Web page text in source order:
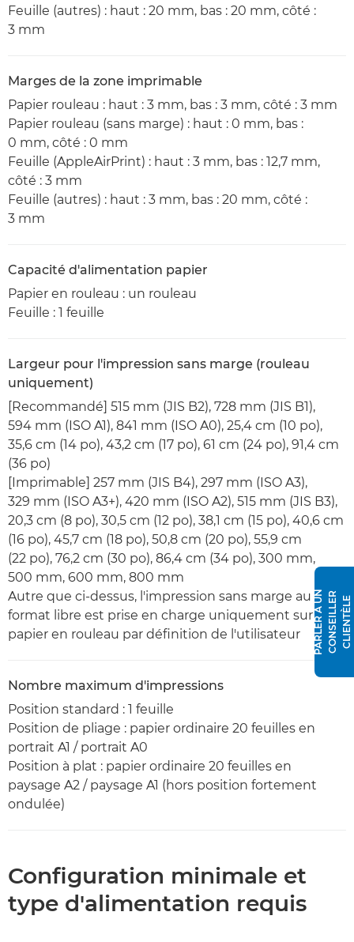
Feuille (autres) : haut : 20 mm, bas : 20 mm, côté :
3 mm
Marges de la zone imprimable
Papier rouleau : haut : 3 mm, bas : 3 mm, côté : 3 mm
Papier rouleau (sans marge) : haut : 0 mm, bas :
0 mm, côté : 0 mm
Feuille (AppleAirPrint) : haut : 3 mm, bas : 12,7 mm,
côté : 3 mm
Feuille (autres) : haut : 3 mm, bas : 20 mm, côté :
3 mm
Capacité d'alimentation papier
Papier en rouleau : un rouleau
Feuille : 1 feuille
Largeur pour l'impression sans marge (rouleau
uniquement)
[Recommandé] 515 mm (JIS B2), 728 mm (JIS B1),
594 mm (ISO A1), 841 mm (ISO A0), 25,4 cm (10 po),
35,6 cm (14 po), 43,2 cm (17 po), 61 cm (24 po), 91,4 cm
(36 po)
[Imprimable] 257 mm (JIS B4), 297 mm (ISO A3),
329 mm (ISO A3+), 420 mm (ISO A2), 515 mm (JIS B3),
20,3 cm (8 po), 30,5 cm (12 po), 38,1 cm (15 po), 40,6 cm
(16 po), 45,7 cm (18 po), 50,8 cm (20 po), 55,9 cm
(22 po), 76,2 cm (30 po), 86,4 cm (34 po), 300 mm,
500 mm, 600 mm, 800 mm
Autre que ci-dessus, l'impression sans marge au
format libre est prise en charge uniquement sur le
papier en rouleau par définition de l'utilisateur
Nombre maximum d'impressions
Position standard : 1 feuille
Position de pliage : papier ordinaire 20 feuilles en
portrait A1 / portrait A0
Position à plat : papier ordinaire 20 feuilles en
paysage A2 / paysage A1 (hors position fortement
ondulée)
Configuration minimale et
type d'alimentation requis
P
A
R
L
E
R
À U
N
C
O
N
S
E
I
L
L
E
R
C
L
I
E
N
T
È
L E